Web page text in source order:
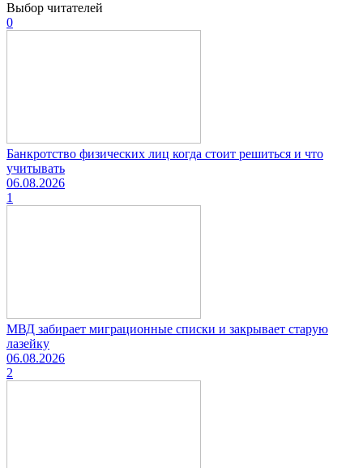
Выбор читателей
0
Банкротство физических лиц когда стоит решиться и что
учитывать
06.08.2026
1
МВД забирает миграционные списки и закрывает старую
лазейку
06.08.2026
2